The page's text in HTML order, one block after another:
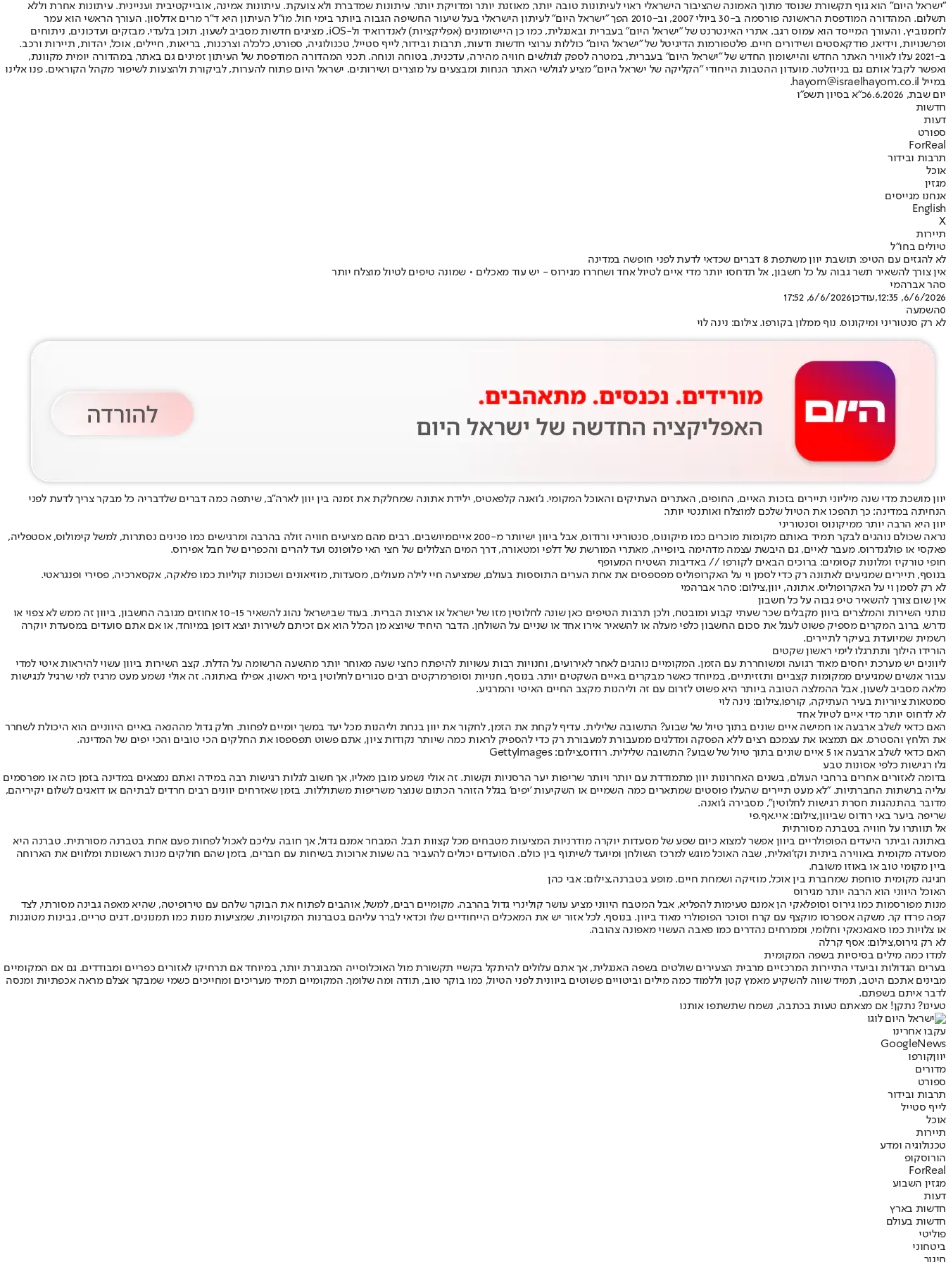
"ישראל היום" הוא גוף תקשורת שנוסד מתוך האמונה שהציבור הישראלי ראוי לעיתונות טובה יותר, מאוזנת יותר ומדויקת יותר. עיתונות שמדברת ולא צועקת. עיתונות אמינה, אובייקטיבית ועניינית. עיתונות אחרת וללא
תשלום. המהדורה המודפסת הראשונה פורסמה ב-30 ביולי 2007, וב-2010 הפך "ישראל היום" לעיתון הישראלי בעל שיעור החשיפה הגבוה ביותר בימי חול. מו"ל העיתון היא ד"ר מרים אדלסון. העורך הראשי הוא עמר
לחמנוביץ, והעורך המייסד הוא עמוס רגב. אתרי האינטרנט של "ישראל היום" בעברית ובאנגלית, כמו כן היישומונים (אפליקציות) לאנדרואיד ול-iOS, מציגים חדשות מסביב לשעון, תוכן בלעדי, מבזקים ועדכונים, ניתוחים
ופרשנויות, וידיאו, פודקאסטים ושידורים חיים. פלטפורמות הדיגיטל של "ישראל היום" כוללות ערוצי חדשות ודעות, תרבות ובידור, לייף סטייל, טכנולוגיה, ספורט, כלכלה וצרכנות, בריאות, חיילים, אוכל, יהדות, תיירות ורכב.
ב-2021 עלו לאוויר האתר החדש והיישומון החדש של "ישראל היום" בעברית, במטרה לספק לגולשים חוויה מהירה, עדכנית, בטוחה ונוחה. תכני המהדורה המודפסת של העיתון זמינים גם באתר, במהדורה יומית מקוונת,
ואפשר לקבל אותם גם בניוזלטר. מועדון ההטבות הייחודי "הקליקה של ישראל היום" מציע לגולשי האתר הנחות ומבצעים על מוצרים ושירותים. ישראל היום פתוח להערות, לביקורת ולהצעות לשיפור מקהל הקוראים. פנו אלינו
במייל hayom@israelhayom.co.il.
יום שבת, 6.6.2026
כ"א בסיון תשפ"ו
חדשות
דעות
ספורט
ForReal
תרבות ובידור
אוכל
מגזין
אנחנו מגייסים
English
X
תיירות
טיולים בחו"ל
לא להגזים עם הטיפ: תושבת יוון משתפת 8 דברים שכדאי לדעת לפני חופשה במדינה
אין צורך להשאיר תשר גבוה על כל חשבון, אל תדחסו יותר מדי איים לטיול אחד ושחררו מגירוס - יש עוד מאכלים • שמונה טיפים לטיול מוצלח יותר
סהר אברהמי
6/6/2026, 12:35
,עודכן6/6/2026, 17:52
0השמעה
לא רק סנטוריני ומיקונוס. נוף ממלון בקורפו. צילום: נינה לוי
יוון מושכת מדי שנה מיליוני תיירים בזכות האיים, החופים, האתרים העתיקים והאוכל המקומי. ג'ואנה קלפאטיס, ילידת אתונה שמחלקת את זמנה בין יוון לארה"ב, שיתפה כמה דברים שלדבריה כל מבקר צריך לדעת לפני
הנחיתה במדינה: כך תהפכו את הטיול שלכם למוצלח ואותנטי יותר.
יוון היא הרבה יותר ממיקונוס וסנטוריני
נראה שכולם נוהגים לבקר תמיד באותם מקומות מוכרים כמו מיקונוס, סנטוריני ורודוס, אבל ביוון ישיותר מ-200 איים
מיושבים. רבים מהם מציעים חוויה זולה בהרבה ומרגישים כמו פנינים נסתרות, למשל קימולוס, אסטפליה,
פאקסי או פולגנדרוס. מעבר לאיים, גם היבשת עצמה מדהימה ביופייה, מאתרי המורשת של דלפי ומטאורה, דרך המים הצלולים של חצי האי פלופונס ועד להרים והכפרים של חבל אפירוס.
חופי טורקיז ומלונות קסומים: ברוכים הבאים לקורפו // באדיבות השטיח המעופף
בנוסף, תיירים שמגיעים לאתונה רק כדי לסמן וי על האקרופוליס מפספסים את אחת הערים התוססות בעולם, שמציעה חיי לילה מעולים, מסעדות, מוזיאונים ושכונות קוליות כמו פלאקה, אקסארכיה, פסירי ופנגראטי.
לא רק לסמן וי על האקרופוליס. אתונה, יוון,צילום: סהר אברהמי
אין שום צורך להשאיר טיפ גבוה על כל חשבון
נותני השירות והמלצרים ביוון מקבלים שכר שעתי קבוע ומובטח, ולכן תרבות הטיפים כאן שונה לחלוטין מזו של ישראל או ארצות הברית. בעוד שבישראל נהוג להשאיר 10-15 אחוזים מגובה החשבון, ביוון זה ממש לא צפוי או
נדרש. ברוב המקרים מספיק פשוט לעגל את סכום החשבון כלפי מעלה או להשאיר אירו אחד או שניים על השולחן. הדבר היחיד שיוצא מן הכלל הוא אם זכיתם לשירות יוצא דופן במיוחד, או אם אתם סועדים במסעדת יוקרה
רשמית שמיועדת בעיקר לתיירים.
הורידו הילוך ותתרגלו לימי ראשון שקטים
ליוונים יש מערכת יחסים מאוד רגועה ומשוחררת עם הזמן. המקומיים נוהגים לאחר לאירועים, וחנויות רבות עשויות להיפתח כחצי שעה מאוחר יותר מהשעה הרשומה על הדלת. קצב השירות ביוון עשוי להיראות איטי למדי
עבור אנשים שמגיעים ממקומות קצביים ותזזיתיים, במיוחד כאשר מבקרים באיים השקטים יותר. בנוסף, חנויות וסופרמרקטים רבים סגורים לחלוטין בימי ראשון, אפילו באתונה. זה אולי נשמע מעט מרגיז למי שרגיל לנגישות
מלאה מסביב לשעון, אבל ההמלצה הטובה ביותר היא פשוט לזרום עם זה וליהנות מקצב החיים האיטי והמרגיע.
סמטאות ציוריות בעיר העתיקה, קורפו,צילום: נינה לוי
לא לדחוס יותר מדי איים לטיול אחד
האם כדאי לשלב ארבעה או חמישה איים שונים בתוך טיול של שבוע? התשובה שלילית. עדיף לקחת את הזמן, לחקור את יוון בנחת וליהנות מכל יעד במשך יומיים לפחות. חלק גדול מההנאה באיים היווניים הוא היכולת לשחרר
את הלחץ והסטרס. אם תמצאו את עצמכם רצים ללא הפסקה ומדלגים ממעבורת למעבורת רק כדי להספיק לראות כמה שיותר נקודות ציון, אתם פשוט תפספסו את החלקים הכי טובים והכי יפים של המדינה.
האם כדאי לשלב ארבעה או 5 איים שונים בתוך טיול של שבוע? התשובה שלילית. רודוס,צילום: GettyImages
גלו רגישות כלפי אסונות טבע
בדומה לאזורים אחרים ברחבי העולם, בשנים האחרונות יוון מתמודדת עם יותר ויותר שריפות יער הרסניות וקשות. זה אולי נשמע מובן מאליו, אך חשוב לגלות רגישות רבה במידה ואתם נמצאים במדינה בזמן כזה או מפרסמים
עליה ברשתות החברתיות. "לא מעט תיירים שהעלו פוסטים שמתארים כמה השמיים או השקיעות 'יפים' בגלל הזוהר הכתום שנוצר משריפות משתוללות. בזמן שאזרחים יוונים רבים חרדים לבתיהם או דואגים לשלום יקיריהם,
מדובר בהתנהגות חסרת רגישות לחלוטין", מסבירה ג'ואנה.
שריפה ביער באי רודוס שביוון,צילום: איי.אף.פי
אל תוותרו על חוויה בטברנה מסורתית
באתונה וביתר היעדים הפופולריים ביוון אפשר למצוא כיום שפע של מסעדות יוקרה מודרניות המציעות מטבחים מכל קצוות תבל. המבחר אמנם גדול, אך חובה עליכם לאכול לפחות פעם אחת בטברנה מסורתית. טברנה היא
מסעדה מקומית באווירה ביתית וקז'ואלית, שבה האוכל מוגש למרכז השולחן ומיועד לשיתוף בין כולם. הסועדים יכולים להעביר בה שעות ארוכות בשיחות עם חברים, בזמן שהם חולקים מנות ראשונות ומלווים את הארוחה
ביין מקומי טוב או באוזו משובח.
חגיגה מקומית סוחפת שמחברת בין אוכל, מוזיקה ושמחת חיים. מופע בטברנה,צילום: אבי כהן
האוכל היווני הוא הרבה יותר מגירוס
מנות מפורסמות כמו גירוס וסופלאקי הן אמנם טעימות להפליא, אבל המטבח היווני מציע עושר קולינרי גדול בהרבה. מקומיים רבים, למשל, אוהבים לפתוח את הבוקר שלהם עם טירופיטה, שהיא מאפה גבינה מסורתי, לצד
קפה פרדו קר, משקה אספרסו מוקצף עם קרח וסוכר הפופולרי מאוד ביוון. בנוסף, לכל אזור יש את המאכלים הייחודיים שלו וכדאי לברר עליהם בטברנות המקומיות, שמציעות מנות כמו תמנונים, דגים טריים, גבינות מטוגנות
או צלויות כמו סאגאנאקי וחלומי, וממרחים נהדרים כמו פאבה העשוי מאפונה צהובה.
לא רק גירוס,צילום: אסף קרלה
למדו כמה מילים בסיסיות בשפה המקומית
בערים הגדולות וביעדי התיירות המרכזיים מרבית הצעירים שולטים בשפה האנגלית, אך אתם עלולים להיתקל בקשיי תקשורת מול האוכלוסייה המבוגרת יותר, במיוחד אם תרחיקו לאזורים כפריים ומבודדים. גם אם המקומיים
מבינים אתכם היטב, תמיד שווה להשקיע מאמץ קטן וללמוד כמה מילים וביטויים פשוטים ביוונית לפני הטיול, כמו בוקר טוב, תודה ומה שלומך. המקומיים תמיד מעריכים ומחייכים כשמי שמבקר אצלם מראה אכפתיות ומנסה
לדבר איתם בשפתם.
טעינו? נתקן! אם מצאתם טעות בכתבה, נשמח שתשתפו אותנו
עקבו אחרינו
Googl eNews
יווןקורפו
מדורים
ספורט
תרבות ובידור
לייף סטייל
אוכל
תיירות
טכנולוגיה ומדע
הורוסקופ
ForReal
מגזין השבוע
דעות
חדשות בארץ
חדשות בעולם
פוליטי
ביטחוני